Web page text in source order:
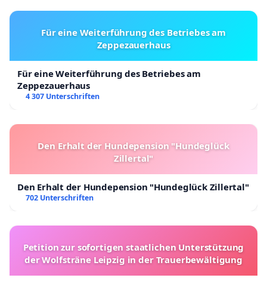
Für eine Weiterführung des Betriebes am
Zeppezauerhaus
Für eine Weiterführung des Betriebes am
Zeppezauerhaus
4 307 Unterschriften
Den Erhalt der Hundepension "Hundeglück
Zillertal"
Den Erhalt der Hundepension "Hundeglück Zillertal"
702 Unterschriften
Petition zur sofortigen staatlichen Unterstützung
der Wolfsträne Leipzig in der Trauerbewältigung